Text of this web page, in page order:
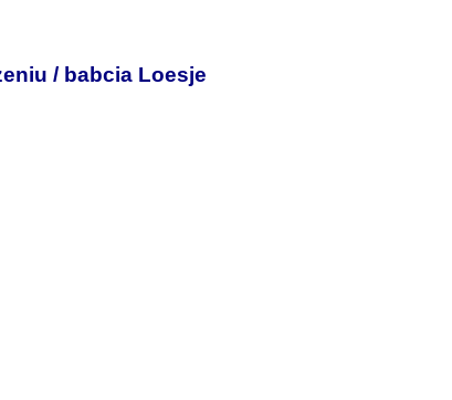
/ babcia Loesje